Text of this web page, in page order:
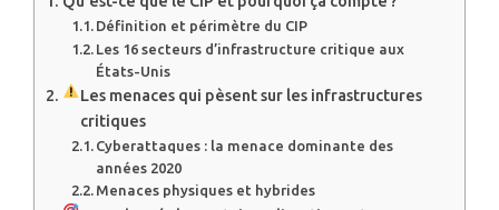
Définition et périmètre du CIP
Les 16 secteurs d’infrastructure critique aux
États-Unis
Les menaces qui pèsent sur les infrastructures
critiques
Cyberattaques : la menace dominante des
années 2020
Menaces physiques et hybrides